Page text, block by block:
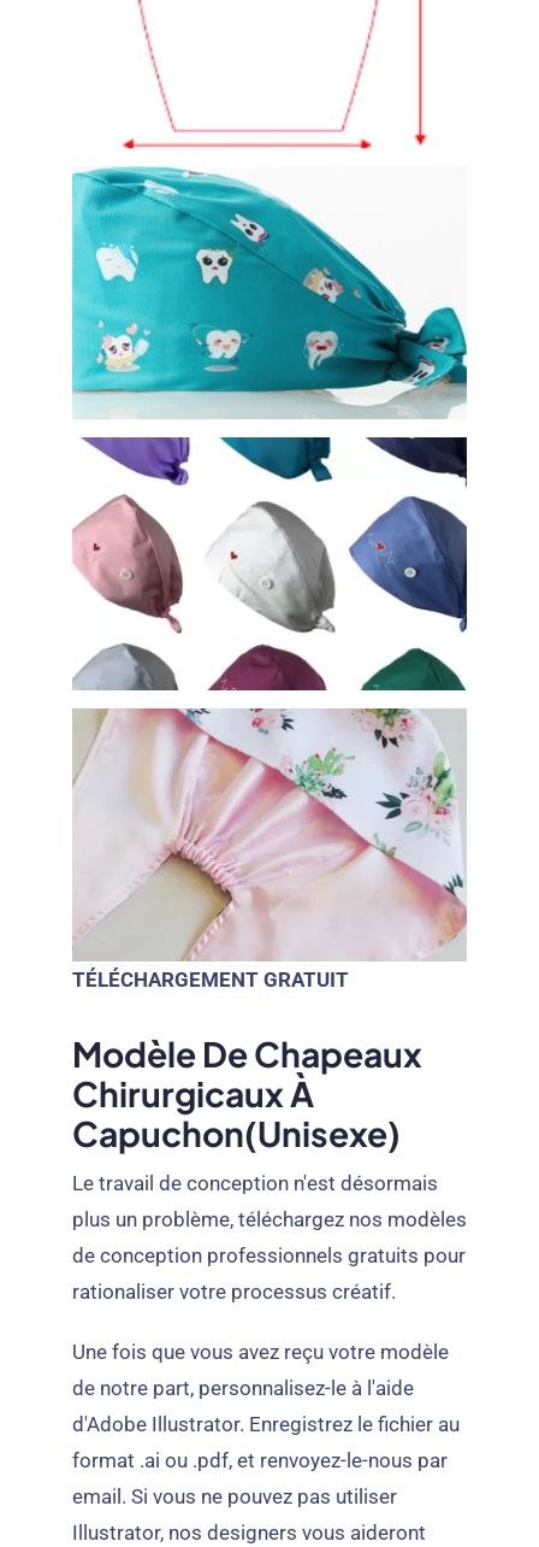
TÉLÉCHARGEMENT GRATUIT
Modèle De Chapeaux
Chirurgicaux À
Capuchon(unisexe)
Le travail de conception n'est désormais
plus un problème, téléchargez nos modèles
de conception professionnels gratuits pour
rationaliser votre processus créatif.
Une fois que vous avez reçu votre modèle
de notre part, personnalisez-le à l'aide
d'Adobe Illustrator. Enregistrez le fichier au
format .ai ou .pdf, et renvoyez-le-nous par
email. Si vous ne pouvez pas utiliser
Illustrator, nos designers vous aideront